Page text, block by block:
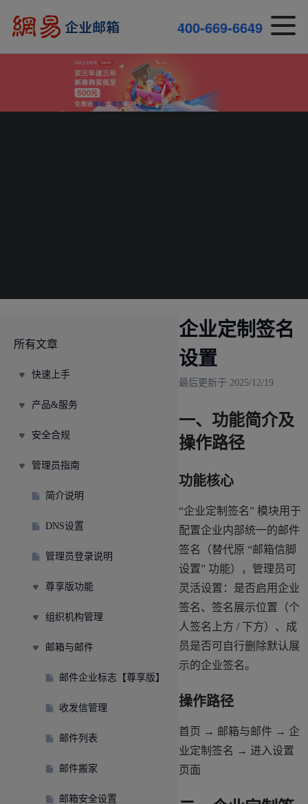
400-669-6649
所有文章
快速上手
产品&服务
安全合规
管理员指南
简介说明
DNS设置
管理员登录说明
尊享版功能
组织机构管理
邮箱与邮件
邮件企业标志【尊享版】
收发信管理
邮件列表
邮件搬家
邮箱安全设置
企业定制签名
设置
最后更新于 2025/12/19
一、功能简介及
操作路径
功能核心
“企业定制签名” 模块用于
配置企业内部统一的邮件
签名（替代原 “邮箱信脚
设置” 功能），管理员可
灵活设置：是否启用企业
签名、签名展示位置（个
人签名上方 / 下方）、成
员是否可自行删除默认展
示的企业签名。
操作路径
首页 → 邮箱与邮件 → 企
业定制签名 → 进入设置
页面